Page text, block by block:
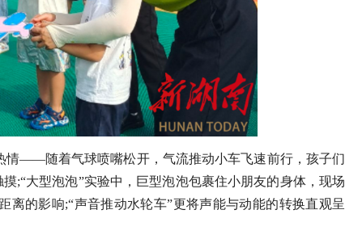
情——随着气球喷嘴松开，气流推动小车飞速前行，孩子们
;“大型泡泡”实验中，巨型泡泡包裹住小朋友的身体，现场
离的影响;“声音推动水轮车”更将声能与动能的转换直观呈